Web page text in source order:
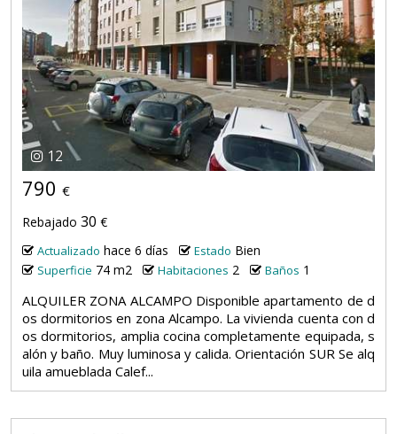
12
790 €
Rebajado 30 €
Actualizado hace 6 días Estado Bien
Superficie 74 m2 Habitaciones 2 Baños 1
ALQUILER ZONA ALCAMPO Disponible apartamento de d
os dormitorios en zona Alcampo. La vivienda cuenta con d
os dormitorios, amplia cocina completamente equipada, s
alón y baño. Muy luminosa y calida. Orientación SUR Se alq
uila amueblada Calef...